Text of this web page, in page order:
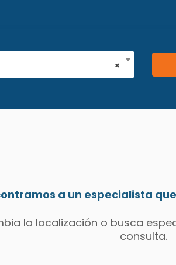
×
a un especialista
la localización o busca
consulta.